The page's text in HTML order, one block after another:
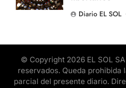
Diario EL SOL
© Copyright 2026 EL SOL
reservados. Queda prohibida
parcial del presente diario.